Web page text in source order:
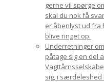
gerne vil spørge
skal du nok få
er åbenlyst ud fra
blive ringet op.
Underretninger
påtage sig en del
sig, i